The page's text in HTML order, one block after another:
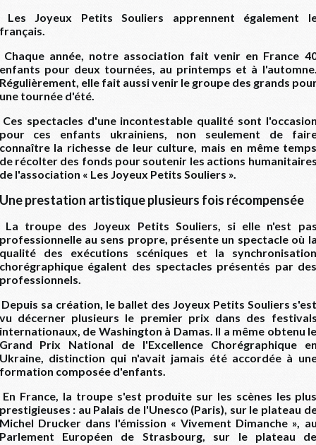
Joyeux Petits Souliers apprennent également
Chaque année, notre association fait venir en France
pour deux tournées, au printemps et à
elle fait aussi venir le groupe des grands
tournée d'été.
spectacles d'une incontestable qualité sont
ces enfants ukrainiens, non seulement de
la richesse de leur culture, mais en même
récolter des fonds pour soutenir les actions
l'association « Les Joyeux Petits Souliers ».
prestation artistique plusieurs fois récompensée
troupe des Joyeux Petits Souliers, si elle n'est
au sens propre, présente un spectacle où
des exécutions scéniques et la
égalent des spectacles présentés par
sa création, le ballet des Joyeux Petits Souliers
décerner plusieurs le premier prix dans des
de Washington à Damas. Il a même obtenu
Prix National de l'Excellence Chorégraphique
distinction qui n'avait jamais été accordée à
composée d'enfants.
France, la troupe s'est produite sur les scènes les
: au Palais de l'Unesco (Paris), sur le plateau
Drucker dans l'émission « Vivement Dimanche »,
Européen de Strasbourg, sur le plateau